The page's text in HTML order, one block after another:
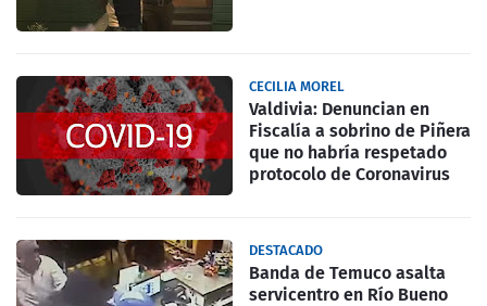
CECILIA MOREL
Valdivia: Denuncian en
Fiscalía a sobrino de Piñera
que no habría respetado
protocolo de Coronavirus
DESTACADO
Banda de Temuco asalta
servicentro en Río Bueno